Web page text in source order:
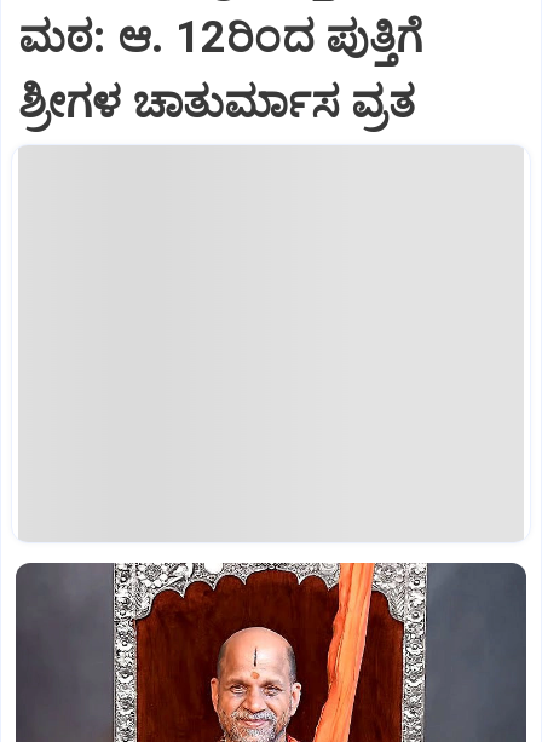
ಮಠ: ಆ. 12ರಿಂದ ಪುತ್ತಿಗೆ
ಶ್ರೀಗಳ ಚಾತುರ್ಮಾಸ ವ್ರತ